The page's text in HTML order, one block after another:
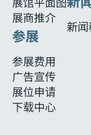
展商推介
参展
参展费用
广告宣传
展位申请
下载中心
新